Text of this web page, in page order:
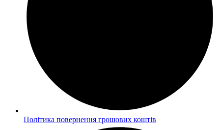
Політика повернення грошових коштів